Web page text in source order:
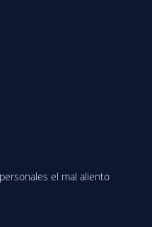
el mal aliento